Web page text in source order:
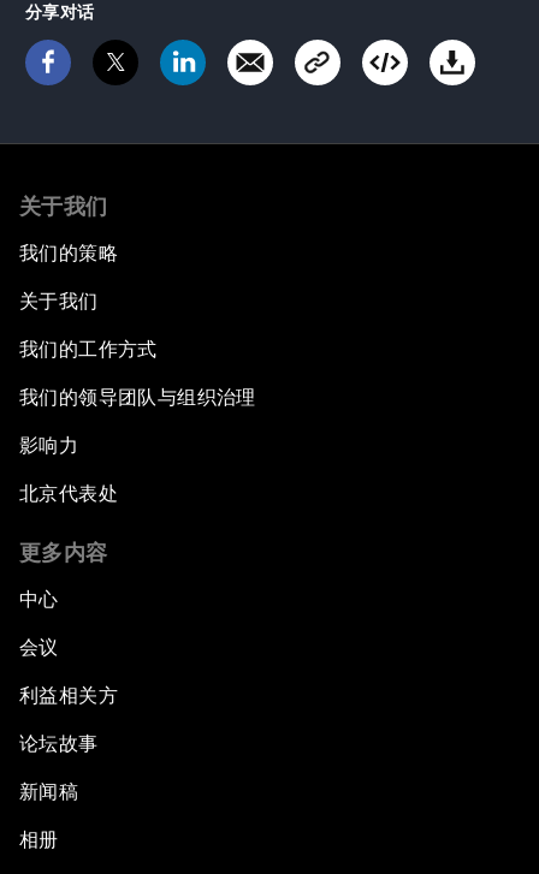
分享对话
关于我们
我们的策略
关于我们
我们的工作方式
我们的领导团队与组织治理
影响力
北京代表处
更多内容
中心
会议
利益相关方
论坛故事
新闻稿
相册